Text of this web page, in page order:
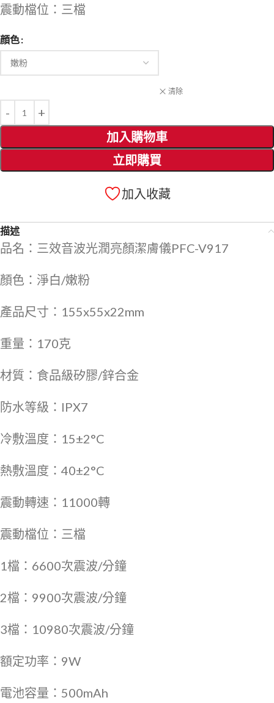
震動檔位：三檔
顔色
清除
加入購物車
立即購買
加入收藏
描述
品名：三效音波光潤亮顏潔膚儀PFC-V917
顏色：淨白/嫩粉
產品尺寸：155x55x22mm
重量：170克
材質：食品級矽膠/鋅合金
防水等級：IPX7
冷敷溫度：15±2°C
熱敷溫度：40±2°C
震動轉速：11000轉
震動檔位：三檔
1檔：6600次震波/分鐘
2檔：9900次震波/分鐘
3檔：10980次震波/分鐘
額定功率：9W
電池容量：500mAh